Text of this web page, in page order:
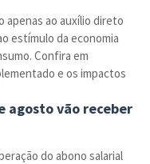
apenas ao auxílio direto
estímulo da economia
Confira em
e os impactos
agosto vão receber
do abono salarial